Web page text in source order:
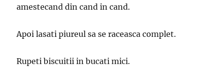
amestecand din cand in cand.
Apoi lasati piureul sa se raceasca complet.
Rupeti biscuitii in bucati mici.